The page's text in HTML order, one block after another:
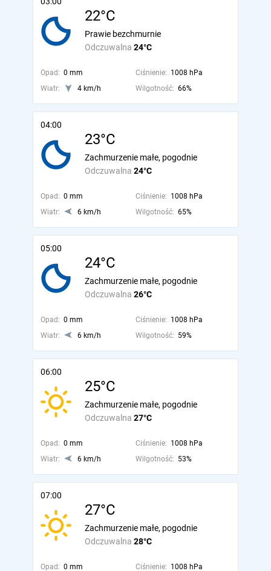
22°C
Odczuwalna 24°C
Prawie bezchmurnie
Opad: 0 mm Ciśnienie: 1008 hPa
Wiatr:
4 km/h Wilgotność: 66%
04:00
23°C
Odczuwalna 24°C
Zachmurzenie małe, pogodnie
Opad: 0 mm Ciśnienie: 1008 hPa
Wiatr:
6 km/h Wilgotność: 65%
05:00
24°C
Odczuwalna 26°C
Zachmurzenie małe, pogodnie
Opad: 0 mm Ciśnienie: 1008 hPa
Wiatr:
6 km/h Wilgotność: 59%
06:00
25°C
Odczuwalna 27°C
Zachmurzenie małe, pogodnie
Opad: 0 mm Ciśnienie: 1008 hPa
Wiatr:
6 km/h Wilgotność: 53%
07:00
27°C
Odczuwalna 28°C
Zachmurzenie małe, pogodnie
Opad: 0 mm Ciśnienie: 1008 hPa